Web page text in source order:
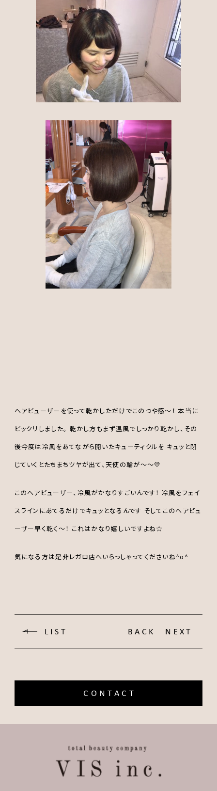
ヘアビューザーを使って乾かしただけでこのつや感～！ 本当に
ビックリしました。 乾かし方もまず温風でしっかり乾かし、その
後今度は冷風をあてながら開いたキューティクルを キュッと閉
じていくとたちまちツヤが出て、天使の輪が～～💛
このヘアビューザー、冷風がかなりすごいんです！ 冷風をフェイ
スラインにあてるだけでキュッとなるんです そしてこのヘアビュ
ーザー早く乾く～！ これはかなり嬉しいですよね☆
気になる方は是非レガロ店へいらっしゃってくださいね^o^
LIST BACK NEXT
CONTACT